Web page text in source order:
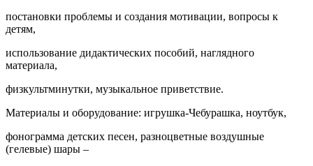
постановки проблемы и создания мотивации, вопросы к
детям,
использование дидактических пособий, наглядного
материала,
физкультминутки, музыкальное приветствие.
Материалы и оборудование: игрушка-Чебурашка, ноутбук,
фонограмма детских песен, разноцветные воздушные
(гелевые) шары –